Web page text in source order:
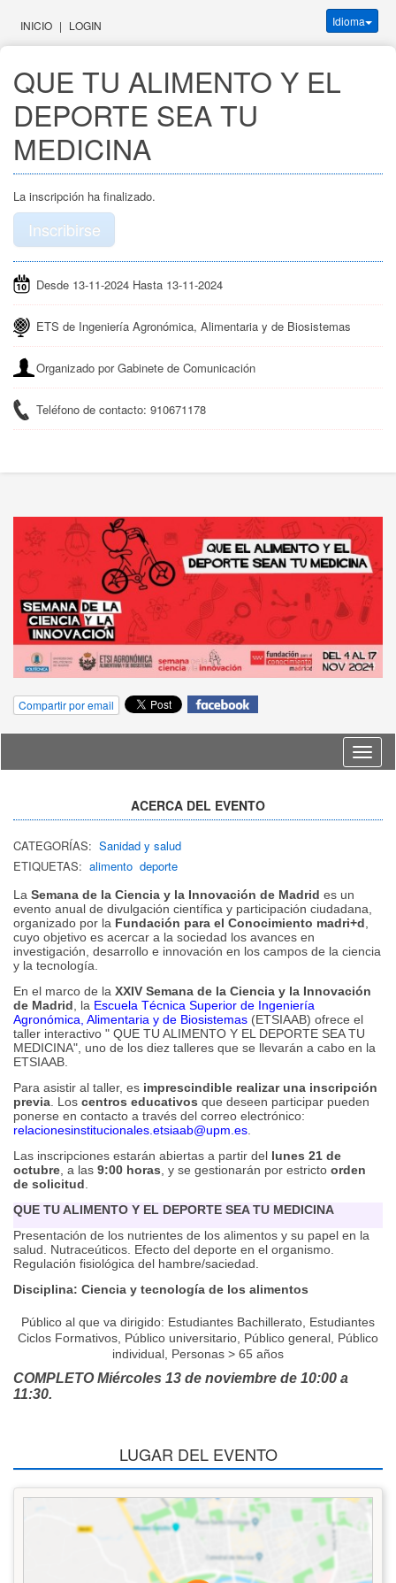
INICIO | LOGIN Idioma
QUE TU ALIMENTO Y EL
DEPORTE SEA TU
MEDICINA
La inscripción ha finalizado.
Inscribirse
Desde 13-11-2024 Hasta 13-11-2024
ETS de Ingeniería Agronómica, Alimentaria y de Biosistemas
Organizado por Gabinete de Comunicación
Teléfono de contacto: 910671178
Compartir por email
Idioma
ACERCA DEL EVENTO
CATEGORÍAS: Sanidad y salud
ETIQUETAS: alimento deporte
La Semana de la Ciencia y la Innovación de Madrid es un
evento anual de divulgación científica y participación ciudadana,
organizado por la Fundación para el Conocimiento madri+d
cuyo objetivo es acercar a la sociedad los avances en
investigación, desarrollo e innovación en los campos de la ciencia
y la tecnología.
En el marco de la XXIV Semana de la Ciencia y la Innovación
de Madrid , la Escuela Técnica Superior de Ingeniería
Agronómica, Alimentaria y de Biosistemas (ETSIAAB) ofrece el
taller interactivo " QUE TU ALIMENTO Y EL DEPORTE SEA TU
MEDICINA", uno de los diez talleres que se llevarán a cabo en la
ETSIAAB.
Para asistir al taller, es imprescindible realizar una inscripción
previa . Los centros educativos que deseen participar pueden
ponerse en contacto a través del correo electrónico:
relacionesinstitucionales.etsiaab@upm.es
Las inscripciones estarán abiertas a partir del lunes 21 de
octubre , a las 9:00 horas , y se gestionarán por estricto orden
de solicitud
QUE TU ALIMENTO Y EL DEPORTE SEA TU MEDICINA
Presentación de los nutrientes de los alimentos y su papel en la
salud. Nutraceúticos. Efecto del deporte en el organismo.
Regulación fisiológica del hambre/saciedad.
Disciplina: Ciencia y tecnología de los alimentos
Público al que va dirigido: Estudiantes Bachillerato, Estudiantes
Ciclos Formativos, Público universitario, Público general, Público
individual, Personas > 65 años
COMPLETO Miércoles 13 de noviembre de 10:00 a
11:30.
LUGAR DEL EVENTO